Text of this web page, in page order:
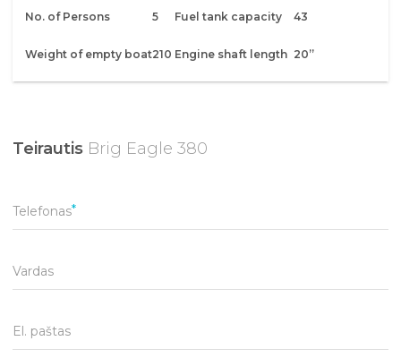
No. of Persons 5 Fuel tank capacity 43
Weight of empty boat210 Engine shaft length 20”
Teirautis Brig Eagle 380
Telefonas
Vardas
El. paštas